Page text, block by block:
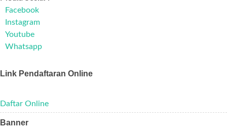
Facebook
Instagram
Youtube
Whatsapp
Link Pendaftaran Online
Daftar Online
Banner